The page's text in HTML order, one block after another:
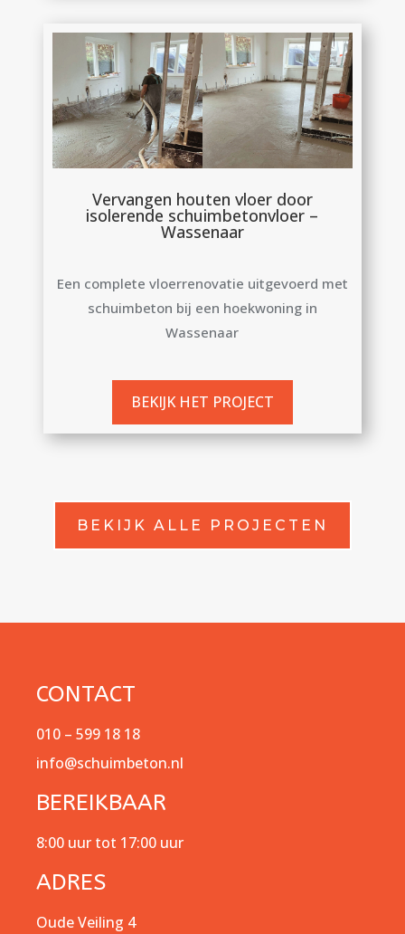
Vervangen houten vloer door
isolerende schuimbetonvloer –
Wassenaar
Een complete vloerrenovatie uitgevoerd met
schuimbeton bij een hoekwoning in
Wassenaar
BEKIJK HET PROJECT
BEKIJK ALLE PROJECTEN
CONTACT
010 – 599 18 18
info@schuimbeton.nl
BEREIKBAAR
8:00 uur tot 17:00 uur
ADRES
Oude Veiling 4